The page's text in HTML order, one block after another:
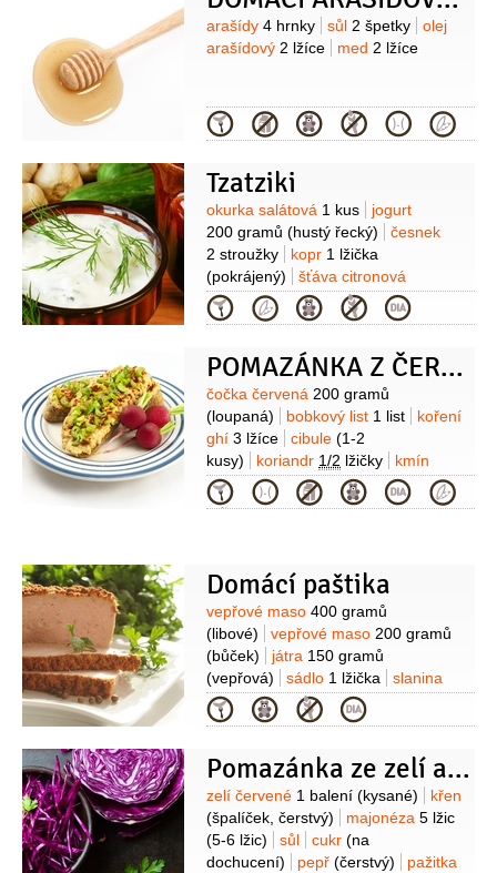
Suroviny
arašídy 4 hrnky sůl 2 špetky
olej
arašídový 2 lžíce med 2 lžíce
Kategorie
Tzatziki
Suroviny
okurka salátová 1 kus
jogurt
200 gramů (hustý řecký)
česnek
2 stroužky
kopr 1 lžička
(pokrájený)
šťáva citronová
1 lžíce
olej olivový2 lžíce sůl
Kategorie
POMAZÁNKA Z ČERVENÉ ČOČKY
Suroviny
čočka červená 200 gramů
(loupaná)
bobkový list 1 list
koření
ghí 3 lžíce cibule (1-2
kusy)
koriandr 1/2 lžičky
kmín
římský1/2 lžičky mrkev
2 kusy
(velká)
sůl umeocet
Kategorie
Domácí paštika
Suroviny
vepřové maso 400 gramů
(libové)
vepřové maso 200 gramů
(bůček)
játra 150 gramů
(vepřová)
sádlo 1 lžička
slanina
100 gramů
cibule 1 kus
2 kusy
smetana150 mililitrů
žloutek
Kategorie
Pomazánka ze zelí a křenu
Suroviny
zelí červené 1 balení (kysané)
křen
(špalíček, čerstvý)
majonéza 5 lžic
(5-6 lžic)
sůl cukr (na
dochucení)
pepř (čerstvý)
pažitka